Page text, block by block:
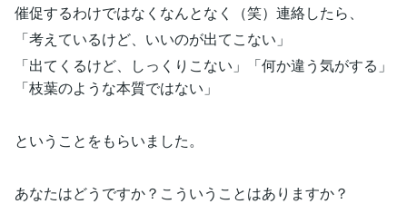
催促するわけではなくなんとなく（笑）連絡したら、
「考えているけど、いいのが出てこない」
「出てくるけど、しっくりこない」「何か違う気がする」
「枝葉のような本質ではない」
ということをもらいました。
あなたはどうですか？こういうことはありますか？